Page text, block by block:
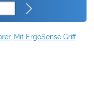
Mit ErgoSense Griff